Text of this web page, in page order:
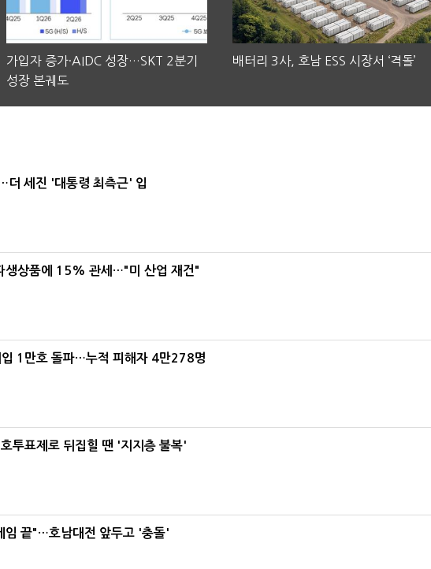
가입자 증가·AIDC 성장…SKT 2분기
성장 본궤도
배터리 3사, 호남 ESS 시장서 ‘격돌’
더 세진 '대통령 최측근' 입
생상품에 15% 관세…"미 산업 재건"
입 1만호 돌파…누적 피해자 4만278명
투표제로 뒤집힐 땐 '지지층 불복'
임 끝"…호남대전 앞두고 '충돌'